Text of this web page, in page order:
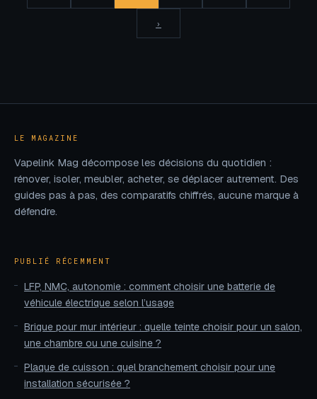
›
LE MAGAZINE
Vapelink Mag décompose les décisions du quotidien :
rénover, isoler, meubler, acheter, se déplacer autrement. Des
guides pas à pas, des comparatifs chiffrés, aucune marque à
défendre.
PUBLIÉ RÉCEMMENT
LFP, NMC, autonomie : comment choisir une batterie de
véhicule électrique selon l’usage
Brique pour mur intérieur : quelle teinte choisir pour un salon,
une chambre ou une cuisine ?
Plaque de cuisson : quel branchement choisir pour une
installation sécurisée ?